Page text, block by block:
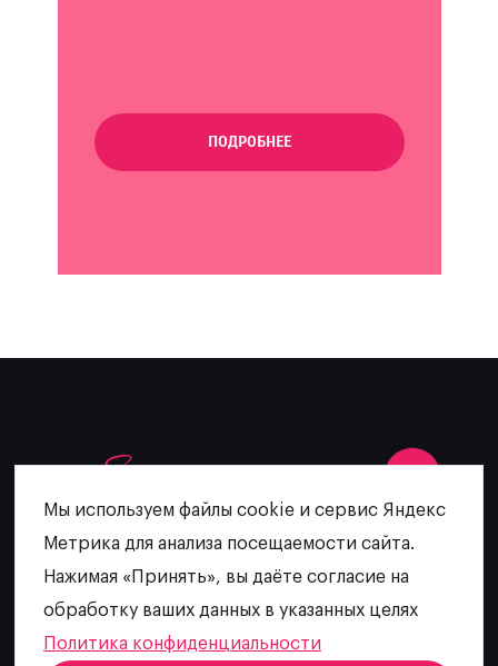
ПОДРОБНЕЕ
escatering@mail.ru
Мы используем файлы cookie и сервис Яндекс
Метрика для анализа посещаемости сайта.
Нажимая «Принять», вы даёте согласие на
обработку ваших данных в указанных целях
Политика конфиденциальности